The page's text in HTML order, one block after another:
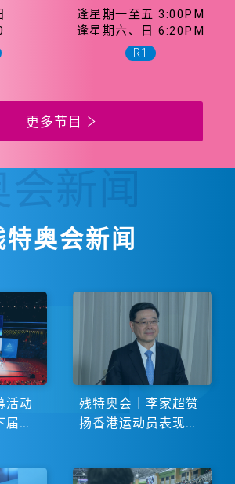
逢星期一至五 3:00PM
逢星期六、日 6:20PM
R1
更多节目
特奥会新闻
活动
由
残特奥会｜李家超赞
扬香港运动员表现卓